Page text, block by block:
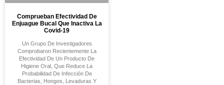
Comprueban Efectividad De
Enjuague Bucal Que Inactiva La
Covid-19
Un Grupo De Investigadores
Comprobaron Recientemente La
Efectividad De Un Producto De
Higiene Oral, Que Reduce La
Probabilidad De Infección De
Bacterias, Hongos, Levaduras Y